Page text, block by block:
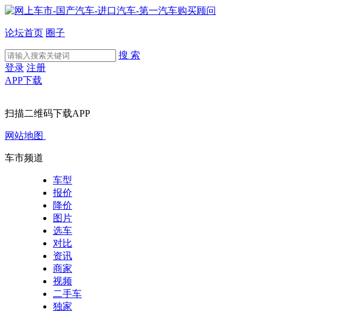
论坛首页 圈子
搜 索
登录 注册
APP下载
扫描二维码下载APP
网站地图
车市频道
车型
报价
降价
图片
选车
对比
资讯
商家
视频
二手车
独家